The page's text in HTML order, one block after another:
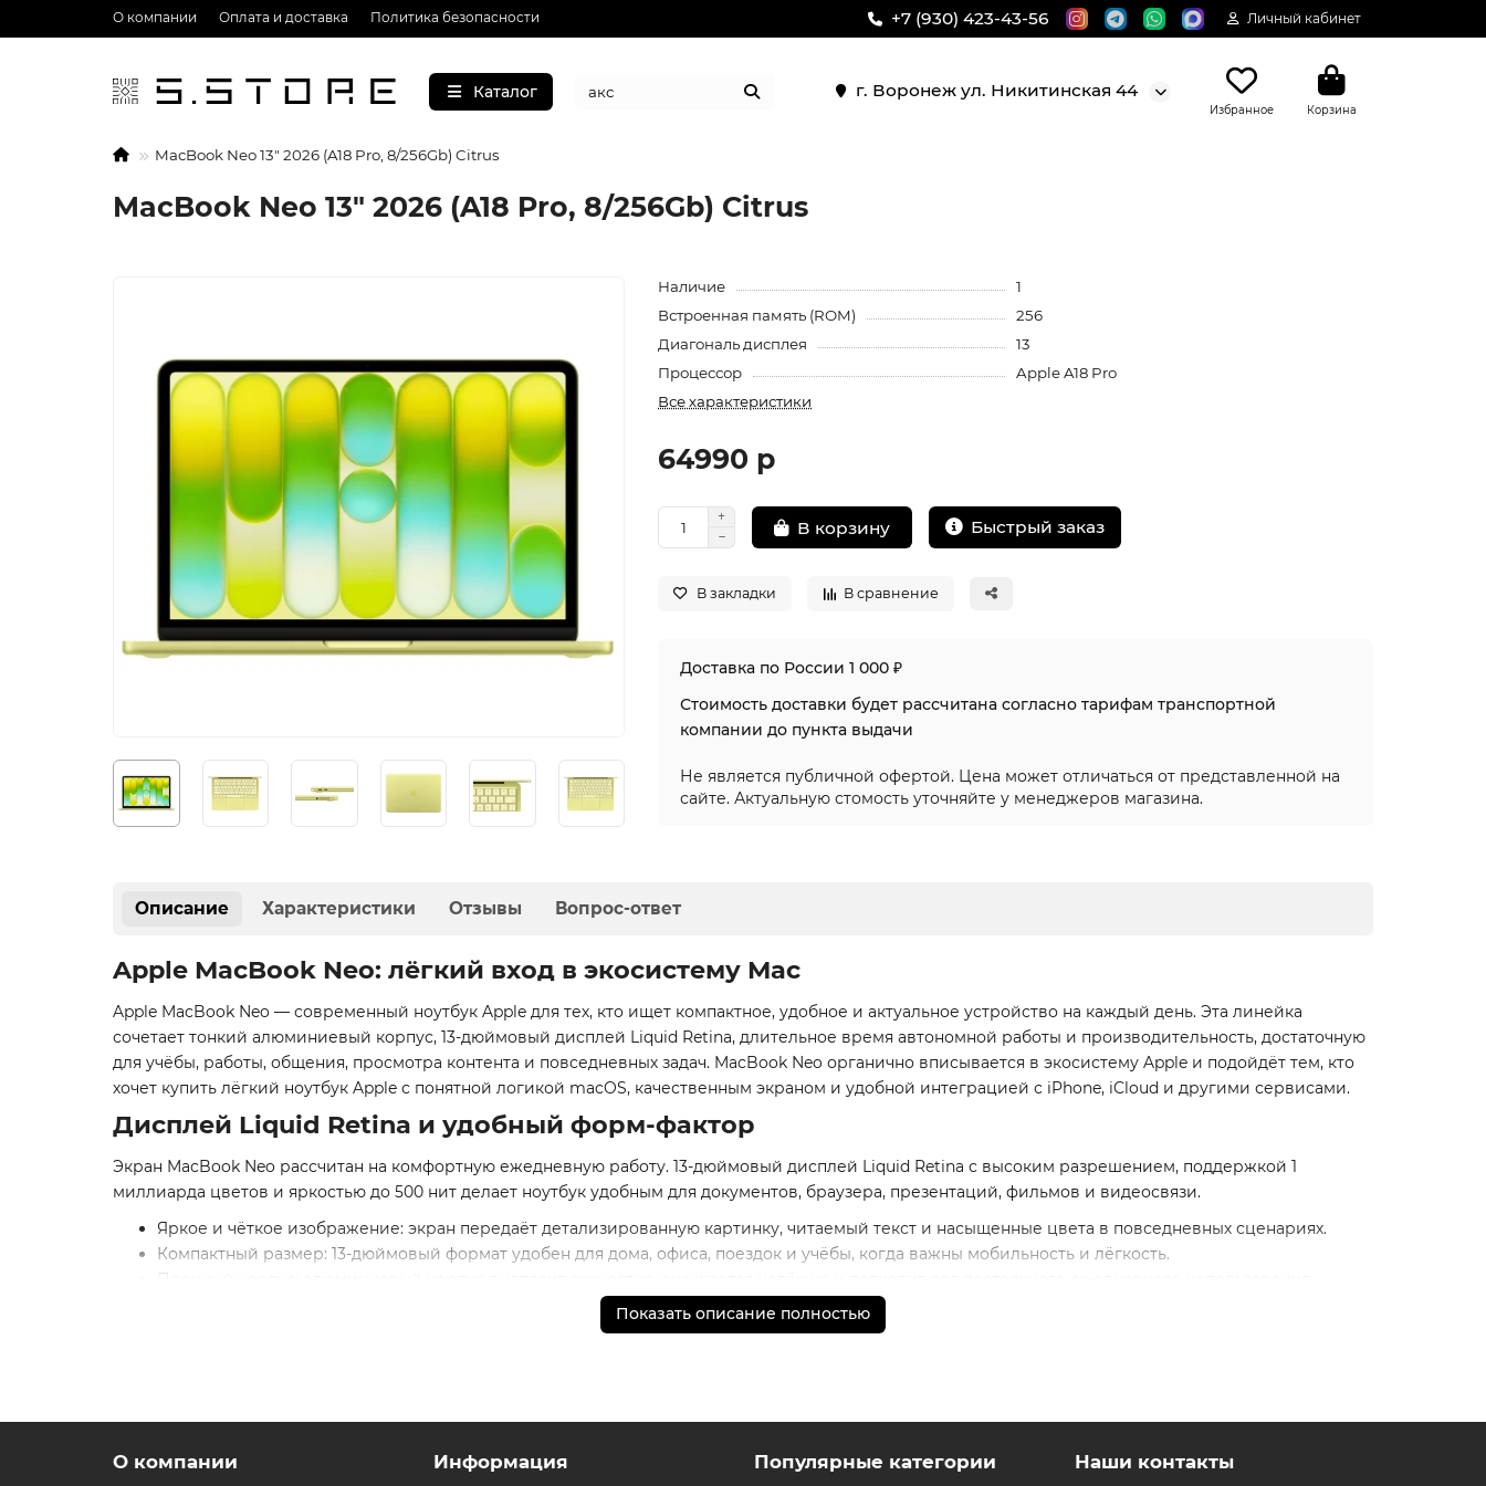
О компании Оплата и доставка Политика безопасности +7 (930) 423-43-56 Личный кабинет
Каталог г. Воронеж ул. Никитинская 44
Избранное Корзина
MacBook Neo 13" 2026 (A18 Pro, 8/256Gb) Citrus
MacBook Neo 13" 2026 (A18 Pro, 8/256Gb) Citrus
Наличие
1
Встроенная память (ROM)
256
Диагональ дисплея
13
Процессор
Apple A18 Pro
Все характеристики
64990 р
В корзину Быстрый заказ
В закладки В сравнение
Доставка по России 1 000 ₽
Стоимость доставки будет рассчитана согласно тарифам транспортной
компании до пункта выдачи
Не является публичной офертой. Цена может отличаться от представленной на
сайте. Актуальную стомость уточняйте у менеджеров магазина.
Описание Характеристики Отзывы Вопрос-ответ
Apple MacBook Neo: лёгкий вход в экосистему Mac
Apple MacBook Neo — современный ноутбук Apple для тех, кто ищет компактное, удобное и актуальное устройство на каждый день. Эта линейка
сочетает тонкий алюминиевый корпус, 13-дюймовый дисплей Liquid Retina, длительное время автономной работы и производительность, достаточную
для учёбы, работы, общения, просмотра контента и повседневных задач. MacBook Neo органично вписывается в экосистему Apple и подойдёт тем, кто
хочет купить лёгкий ноутбук Apple с понятной логикой macOS, качественным экраном и удобной интеграцией с iPhone, iCloud и другими сервисами.
Дисплей Liquid Retina и удобный форм-фактор
Экран MacBook Neo рассчитан на комфортную ежедневную работу. 13-дюймовый дисплей Liquid Retina с высоким разрешением, поддержкой 1
миллиарда цветов и яркостью до 500 нит делает ноутбук удобным для документов, браузера, презентаций, фильмов и видеосвязи.
Яркое и чёткое изображение: экран передаёт детализированную картинку, читаемый текст и насыщенные цвета в повседневных сценариях.
Компактный размер: 13-дюймовый формат удобен для дома, офиса, поездок и учёбы, когда важны мобильность и лёгкость.
Прочный корпус: алюминиевый корпус выглядит аккуратно, ощущается надёжно и подходит для постоянного ежедневного использования.
Для категории Apple MacBook Neo это один из ключевых аргументов: ноутбук остаётся компактным, но при этом даёт комфортный визуальный опыт без
В основе Apple MacBook Neo лежит чип A18 Pro, который обеспечивает быструю и стабильную работу системы в типовых сценариях. Ноутбук подходит
многозадачности.
Показать описание полностью
О компании Информация Популярные категории Наши контакты